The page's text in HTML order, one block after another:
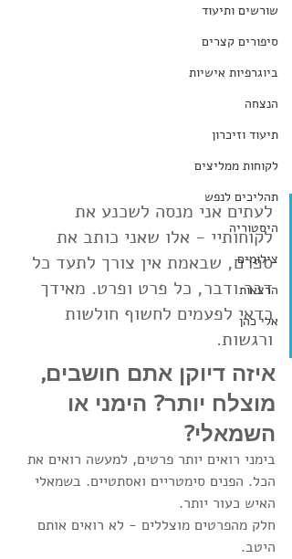
שורשים ותיעוד
סיפורים קצרים
ביוגרפיות אישיות
הנצחה
תיעוד וזיכרון
לקוחות ממליצים
תהליכים לנפש
היסטוריה
צילומים
הרצאות
אלי כהן
לעתים אני מנסה לשכנע את
לקוחותיי - אלו שאני כותב את
ספרם, שבאמת אין צורך לתעד כל
דבר ודבר, כל פרט ופרט. מאידך
כדאי לפעמים לחשוף חולשות
ורגשות.
איזה דיוקן אתם חושבים,
מוצלח יותר? הימני או
השמאלי?
בימני רואים יותר פרטים, למעשה רואים את
הכל. הפנים סימטריים ואסתטיים. בשמאלי
האיש כעור יותר.
חלק מהפרטים מוצללים - לא רואים אותם
היטב.